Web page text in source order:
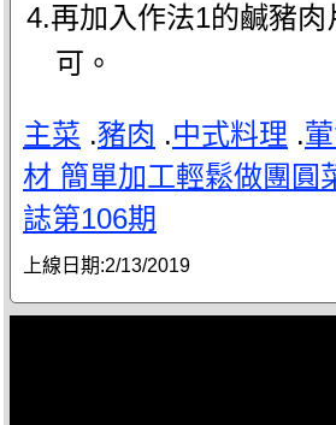
4.再加入作法1的鹹豬肉
可。
主菜 .豬肉 .中式料理 .
材 簡單加工輕鬆做團圓
誌第106期
上線日期:2/13/2019